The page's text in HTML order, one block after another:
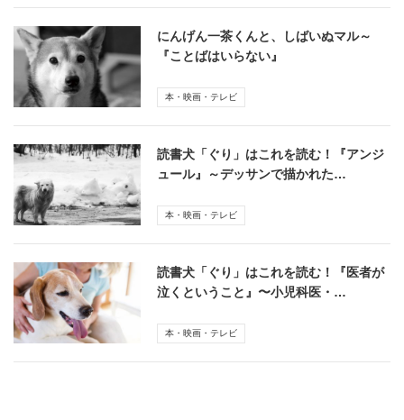
にんげん一茶くんと、しばいぬマル～
『ことばはいらない』
本・映画・テレビ
読書犬「ぐり」はこれを読む！『アンジ
ュール』～デッサンで描かれた…
本・映画・テレビ
読書犬「ぐり」はこれを読む！『医者が
泣くということ』〜小児科医・…
本・映画・テレビ